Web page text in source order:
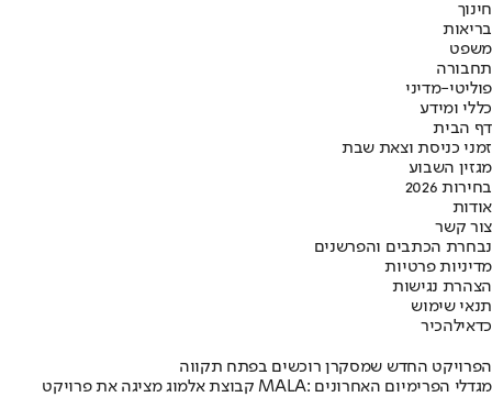
חינוך
בריאות
משפט
תחבורה
פוליטי-מדיני
כללי ומידע
דף הבית
זמני כניסת וצאת שבת
מגזין השבוע
בחירות 2026
אודות
צור קשר
נבחרת הכתבים והפרשנים
מדיניות פרטיות
הצהרת נגישות
תנאי שימוש
כדאילהכיר
הפרויקט החדש שמסקרן רוכשים בפתח תקווה
קבוצת אלמוג מציגה את פרויקט MALA: מגדלי הפרימיום האחרונים